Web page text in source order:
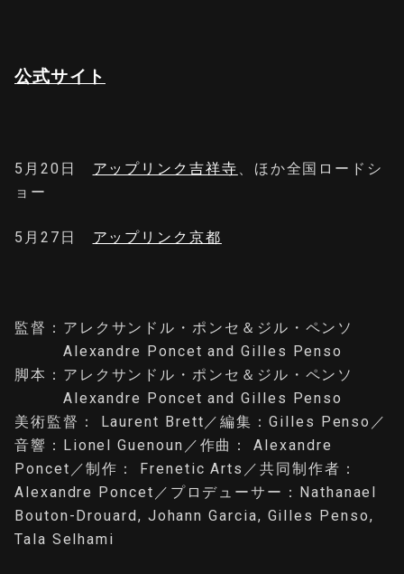
公式サイト
5月20日 アップリンク吉祥寺 、ほか全国ロードシ
ョー
5月27日 アップリンク京都
監督：アレクサンドル・ポンセ＆ジル・ペンソ
Alexandre Poncet and Gilles Penso
脚本：アレクサンドル・ポンセ＆ジル・ペンソ
Alexandre Poncet and Gilles Penso
美術監督： Laurent Brett／編集：Gilles Penso／
音響：Lionel Guenoun／作曲： Alexandre
Poncet／制作： Frenetic Arts／共同制作者：
Alexandre Poncet／プロデューサー：Nathanael
Bouton-Drouard, Johann Garcia, Gilles Penso,
Tala Selhami